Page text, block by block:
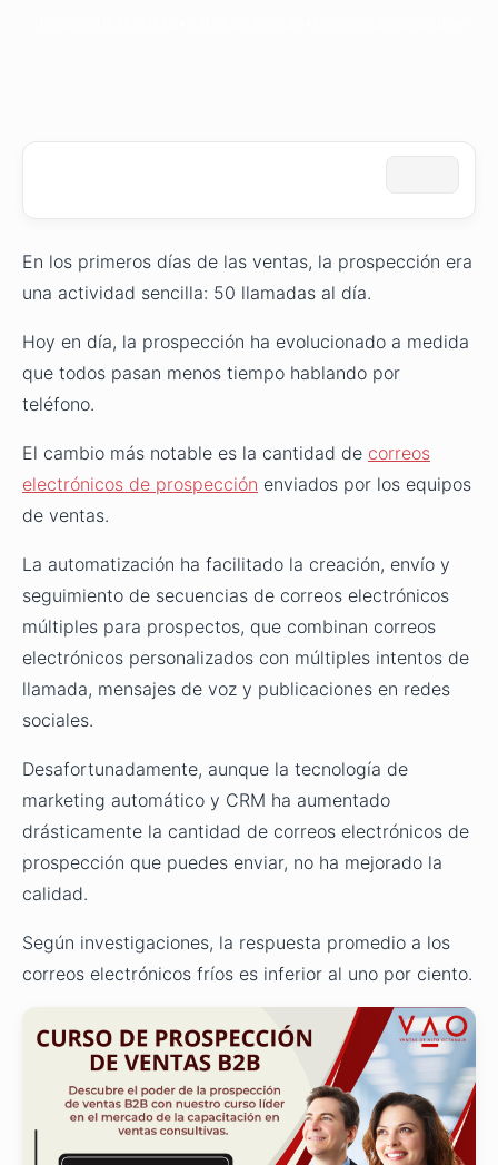
En los primeros días de las ventas, la prospección era
una actividad sencilla: 50 llamadas al día.
Hoy en día, la prospección ha evolucionado a medida
que todos pasan menos tiempo hablando por
teléfono.
El cambio más notable es la cantidad de correos
electrónicos de prospección enviados por los equipos
de ventas.
La automatización ha facilitado la creación, envío y
seguimiento de secuencias de correos electrónicos
múltiples para prospectos, que combinan correos
electrónicos personalizados con múltiples intentos de
llamada, mensajes de voz y publicaciones en redes
sociales.
Desafortunadamente, aunque la tecnología de
marketing automático y CRM ha aumentado
drásticamente la cantidad de correos electrónicos de
prospección que puedes enviar, no ha mejorado la
calidad.
Según investigaciones, la respuesta promedio a los
correos electrónicos fríos es inferior al uno por ciento.